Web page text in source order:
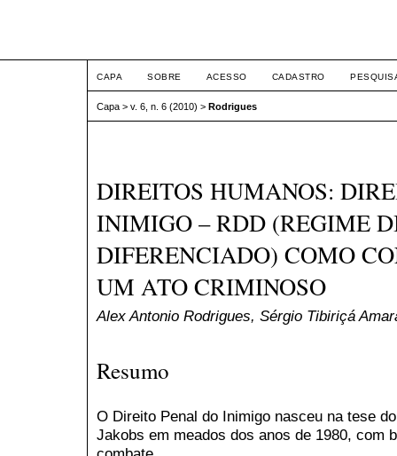
CAPA SOBRE ACESSO CADASTRO
Capa > v. 6, n. 6 (2010) > Rodrigues
DIREITOS HUMANOS:
INIMIGO – RDD (REGIME
DIFERENCIADO) COMO
UM ATO CRIMINOSO
Alex Antonio Rodrigues, Sérgio Tibiriçá
Resumo
O Direito Penal do Inimigo nasceu na tese
Jakobs em meados dos anos de 1980, com